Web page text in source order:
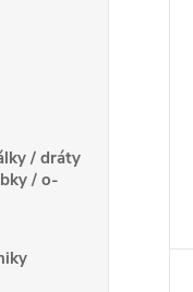
/ dráty
/ o-